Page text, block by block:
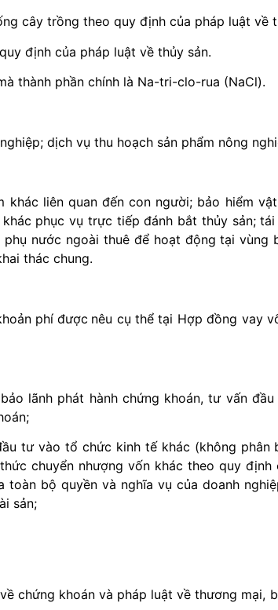
cây trồng theo quy định của pháp luật về
định của pháp luật về thủy sản.
thành phần chính là Na-tri-clo-rua (NaCl).
dịch vụ thu hoạch sản phẩm nông
liên quan đến con người; bảo hiểm
phục vụ trực tiếp đánh bắt thủy sản;
nước ngoài thuê để hoạt động tại vùng
thác chung.
phí được nêu cụ thể tại Hợp đồng vay
lãnh phát hành chứng khoán, tư vấn
tư vào tổ chức kinh tế khác (không phân
chuyển nhượng vốn khác theo quy
bộ quyền và nghĩa vụ của doanh
sản;
chứng khoán và pháp luật về thương mại,